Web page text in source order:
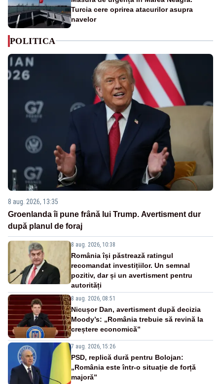
Turcia cere oprirea atacurilor asupra
navelor
POLITICA
8 aug. 2026, 13:35
Groenlanda îi pune frână lui Trump. Avertisment dur
după planul de foraj
8 aug. 2026, 10:38
România își păstrează ratingul
recomandat investițiilor. Un semnal
pozitiv, dar și un avertisment pentru
autorități
8 aug. 2026, 08:51
Nicușor Dan, avertisment după decizia
Moody’s: „România trebuie să revină la
creștere economică”
7 aug. 2026, 15:26
PSD, replică dură pentru Bolojan:
„România este într-o situație de forță
majoră”